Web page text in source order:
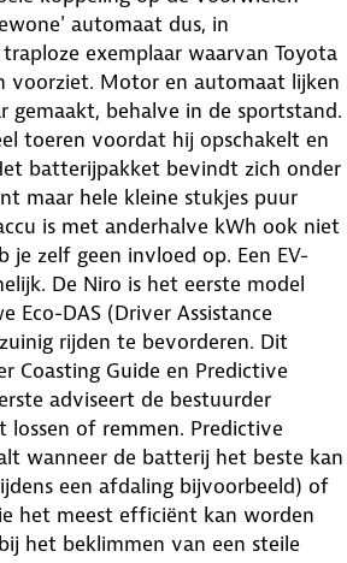
automaat dus, in
exemplaar waarvan Toyota
voorziet. Motor en automaat lijken
gemaakt, behalve in de sportstand.
toeren voordat hij opschakelt en
batterijpakket bevindt zich onder
maar hele kleine stukjes puur
is met anderhalve kWh ook niet
je zelf geen invloed op. Een EV-
De Niro is het eerste model
Eco-DAS (Driver Assistance
rijden te bevorderen. Dit
Coasting Guide en Predictive
adviseert de bestuurder
lossen of remmen. Predictive
wanneer de batterij het beste kan
een afdaling bijvoorbeeld) of
het meest efficiënt kan worden
het beklimmen van een steile